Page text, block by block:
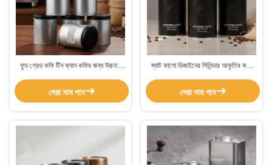
ফুড গ্রেড কফি টিন ক্যান কফির জন্য উচ্চতর
বায়ুরোধী পাত্রে
সেরা দাম পান
ম্যাট কালো ডিজাইনের সিলিন্ডার আকৃতির কফি
প্যাকেজিং এবং গ্রাহকদের আকর্ষণের জন্য
সেরা দাম পান